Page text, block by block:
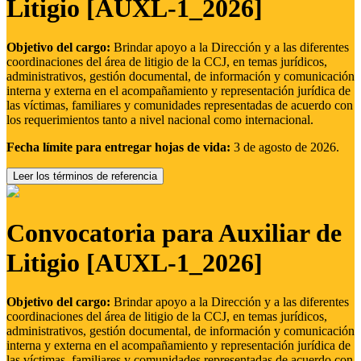
Litigio [AUXL-1_2026]
Objetivo del cargo: Brindar apoyo a la Dirección y a las diferentes
coordinaciones del área de litigio de la CCJ, en temas jurídicos,
administrativos, gestión documental, de información y comunicación
interna y externa en el acompañamiento y representación jurídica de
las víctimas, familiares y comunidades representadas de acuerdo con
los requerimientos tanto a nivel nacional como internacional.
Fecha límite para entregar hojas de vida: 3 de agosto de 2026.
Leer los términos de referencia
Convocatoria para Auxiliar de
Litigio [AUXL-1_2026]
Objetivo del cargo: Brindar apoyo a la Dirección y a las diferentes
coordinaciones del área de litigio de la CCJ, en temas jurídicos,
administrativos, gestión documental, de información y comunicación
interna y externa en el acompañamiento y representación jurídica de